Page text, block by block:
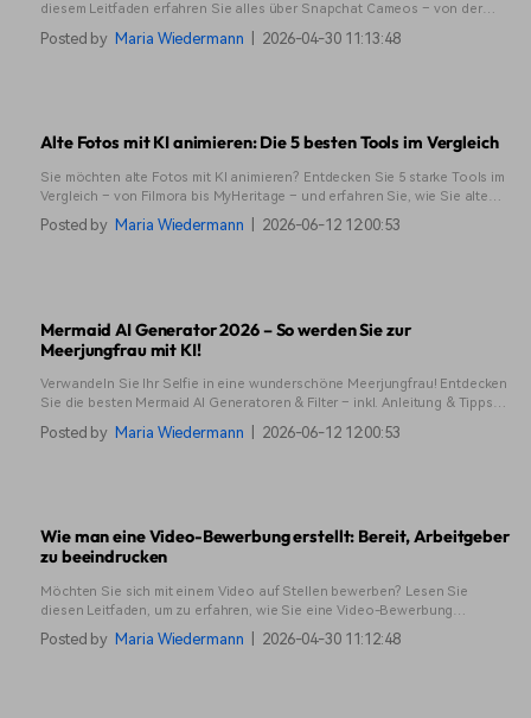
diesem Leitfaden erfahren Sie alles über Snapchat Cameos – von der
Posted by Maria Wiedermann 2026-04-30 11:13:48
Alte Fotos mit KI animieren: Die 5 besten Tools im Vergleich
Sie möchten alte Fotos mit KI animieren? Entdecken Sie 5 starke Tools im
Vergleich – von Filmora bis MyHeritage – und erfahren Sie, wie Sie alte
Bilder in bewegte Videos verwandeln.
Posted by Maria Wiedermann 2026-06-12 12:00:53
Mermaid AI Generator 2026 – So werden Sie zur
Meerjungfrau mit KI!
Verwandeln Sie Ihr Selfie in eine wunderschöne Meerjungfrau! Entdecken
Sie die besten Mermaid AI Generatoren & Filter – inkl. Anleitung & Tipps
für TikTok, Instagram und YouTube Shorts!
Posted by Maria Wiedermann 2026-06-12 12:00:53
Wie man eine Video-Bewerbung erstellt: Bereit, Arbeitgeber
zu beeindrucken
Möchten Sie sich mit einem Video auf Stellen bewerben? Lesen Sie
diesen Leitfaden, um zu erfahren, wie Sie eine Video-Bewerbung
erstellen, mit der Sie Ihren Traumjob bekommen.
Posted by Maria Wiedermann 2026-04-30 11:12:48